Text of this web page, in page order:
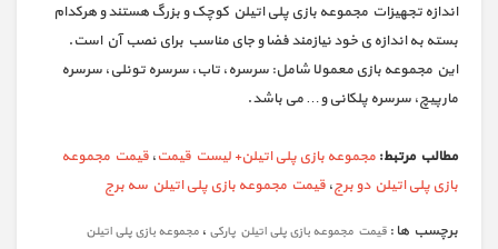
اندازه تجهیزات مجموعه بازی پلی اتیلن کوچک و بزرگ هستند و هرکدام
بسته به اندازه ی خود نیازمند فضا و جای مناسب برای نصب آن است.
این مجموعه بازی معمولا شامل: سرسره، تاب، سرسره تونلی، سرسره
مارپیچ، سرسره پلکانی و… می باشد.
مطالب مرتبط: مجموعه بازی پلی اتیلن+ لیست قیمت، قیمت مجموعه
بازی پلی اتیلن دو برج، قیمت مجموعه بازی پلی اتیلن سه برج
برچسب ها : قیمت مجموعه بازی پلی اتیلن پارکی ، مجموعه بازی پلی اتیلن